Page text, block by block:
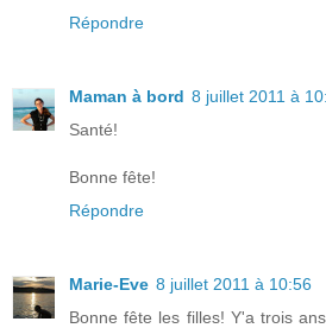
Répondre
Maman à bord 8 juillet 2011 à
Santé!
Bonne fête!
Répondre
Marie-Eve 8 juillet 2011 à 10:56
Bonne fête les filles! Y'a trois